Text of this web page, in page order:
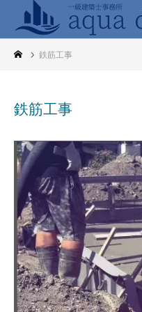
鉄筋工事
鉄筋工事